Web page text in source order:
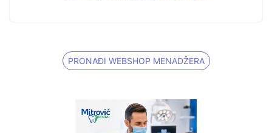
PRONAĐI WEBSHOP MENADŽERA